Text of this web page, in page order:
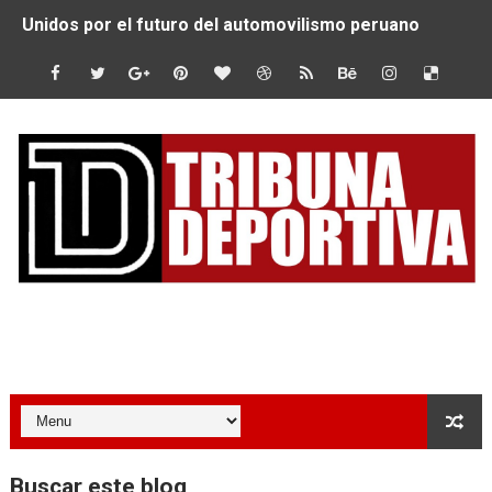
Unidos por el futuro del automovilismo peruano
De Huaraz para el mundo: La Ultra Trail Cordillera
MARATÓN DE LIMA: EL CHEQUEO MÉDICO COMO LA
CLAUDIO PIZARRO: "YO ESPERABA MUCHO MÁS DE
URUBAMBA CORONÓ A LOS ARGENTINOS
ÁNGELO CARO SE CONSAGRA SUBCAMPEÓN MUNDIAL
Buscar este blog